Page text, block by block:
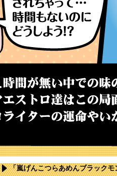
「嵐げんこつらあめんブラックモ